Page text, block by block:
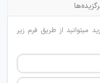
میتوانید از طریق فرم زیر